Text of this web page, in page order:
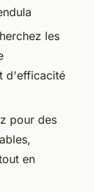
les
d'efficacité
pour des
en